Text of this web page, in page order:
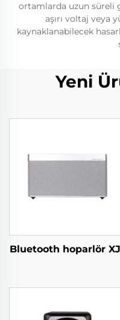
ortamlarda uzun süreli
aşırı voltaj veya
kaynaklanabilecek
Yeni
Bluetooth hoparlör